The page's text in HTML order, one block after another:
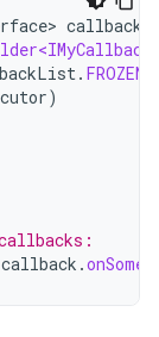
callbacks
.
)
callback .